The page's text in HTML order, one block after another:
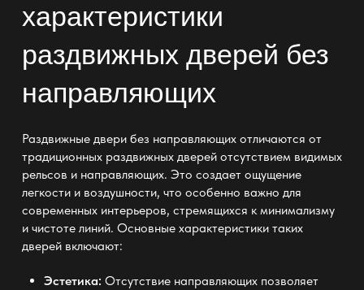
характеристики
раздвижных дверей без
направляющих
Раздвижные двери без направляющих отличаются от
традиционных раздвижных дверей отсутствием видимых
рельсов и направляющих. Это создает ощущение
легкости и воздушности, что особенно важно для
современных интерьеров, стремящихся к минимализму
и чистоте линий. Основные характеристики таких
дверей включают:
Эстетика: Отсутствие направляющих позволяет